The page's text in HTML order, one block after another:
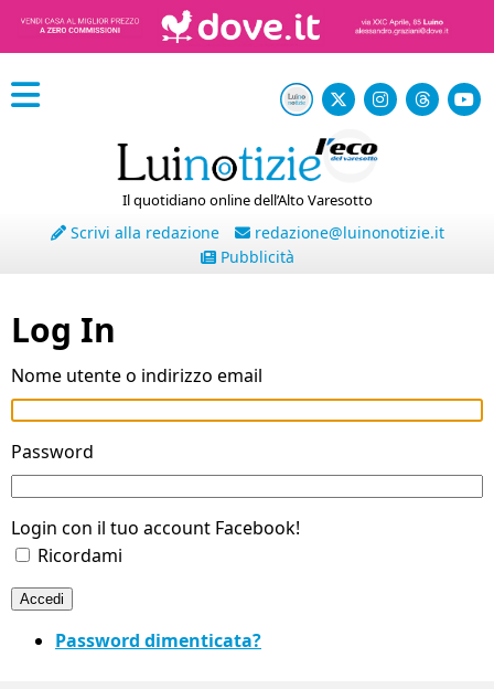
Il quotidiano online dell’Alto Varesotto
Scrivi alla redazione
redazione@luinonotizie.it
Pubblicità
Log In
Nome utente o indirizzo email
Password
Login con il tuo account Facebook!
Ricordami
Accedi
Password dimenticata?